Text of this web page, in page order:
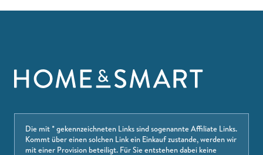
Die mit * gekennzeichneten Links sind sogenannte Affiliate Links.
Kommt über einen solchen Link ein Einkauf zustande, werden wir
mit einer Provision beteiligt. Für Sie entstehen dabei keine